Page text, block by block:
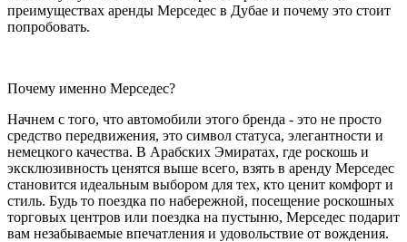
преимуществах аренды Мерседес в Дубае и почему это стоит
попробовать.
Почему именно Мерседес?
Начнем с того, что автомобили этого бренда - это не просто
средство передвижения, это символ статуса, элегантности и
немецкого качества. В Арабских Эмиратах, где роскошь и
эксклюзивность ценятся выше всего, взять в аренду Мерседес
становится идеальным выбором для тех, кто ценит комфорт и
стиль. Будь то поездка по набережной, посещение роскошных
торговых центров или поездка на пустыню, Мерседес подарит
вам незабываемые впечатления и удовольствие от вождения.